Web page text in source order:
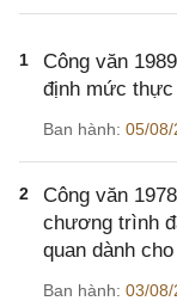
1
Công văn
định mức thực
Ban hành: 05/08/
2
Công văn
chương trình
quan dành
Ban hành: 03/08/